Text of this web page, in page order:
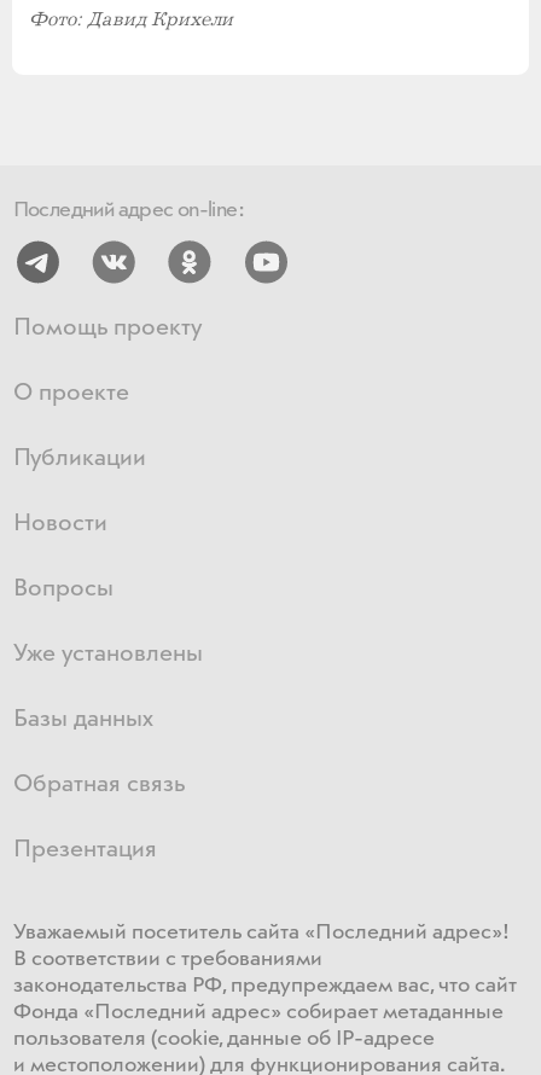
Фото: Давид Крихели
Последний адрес on-line:
Помощь проекту
О проекте
Публикации
Новости
Вопросы
Уже установлены
Базы данных
Обратная связь
Презентация
Уважаемый посетитель сайта «Последний адрес»!
В соответствии с требованиями
законодательства РФ, предупреждаем вас, что сайт
Фонда «Последний адрес» собирает метаданные
пользователя (cookie, данные об IP-адресе
и местоположении) для функционирования сайта​.